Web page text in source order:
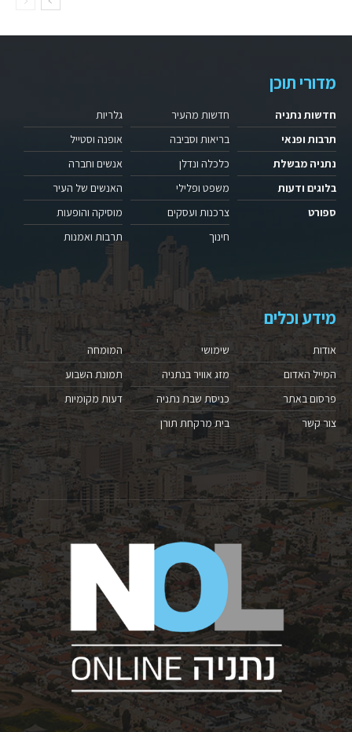
מדורי תוכן
חדשות נתניה
תרבות ופנאי
נתניה מבשלת
בלוגים ודעות
ספורט
חדשות מהעיר
בריאות וסביבה
כלכלה ונדלן
משפט ופלילי
צרכנות ועסקים
חינוך
גלריות
אופנה וסטייל
אנשים וחברה
האנשים של העיר
מוסיקה והופעות
תרבות ואמנות
מידע וכלים
אודות
המייל האדום
פרסום באתר
צור קשר
שימושי
מזג אוויר בנתניה
כניסת שבת נתניה
בית מרקחת תורן
המומחה
תמונת השבוע
דעות מקומיות